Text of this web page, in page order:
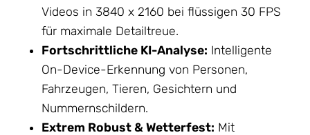
Videos in 3840 x 2160 bei flüssigen 30 FPS
für maximale Detailtreue.
Fortschrittliche KI-Analyse: Intelligente
On-Device-Erkennung von Personen,
Fahrzeugen, Tieren, Gesichtern und
Nummernschildern.
Extrem Robust & Wetterfest: Mit